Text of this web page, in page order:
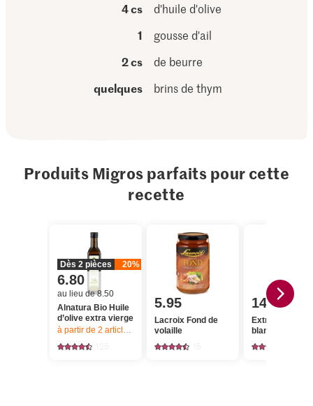
4 cs
d'huile d'olive
1
gousse d'ail
2 cs
de beurre
quelques
brins de thym
Produits Migros parfaits pour cette
recette
Dès 2 pièces 20%
6.80
au lieu de 8.50
Alnatura Bio Huile
d’olive extra vierge
à partir de 2 articles, Offre valable du 6.8 au 12.8.2026, jusqu’à
5.95
Lacroix Fond de
volaille
14.95
Extra
blanches